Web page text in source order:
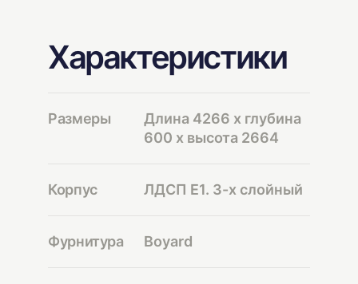
Характеристики
Размеры
Длина 4266 х глубина
600 х высота 2664
Корпус ЛДСП Е1. 3-х слойный
Фурнитура Boyard